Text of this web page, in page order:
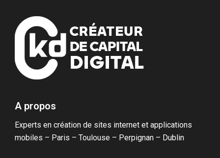
Blockchain & Cryptomonnaies
CONTACT
A propos
Experts en création de sites internet et applications
mobiles – Paris – Toulouse – Perpignan – Dublin